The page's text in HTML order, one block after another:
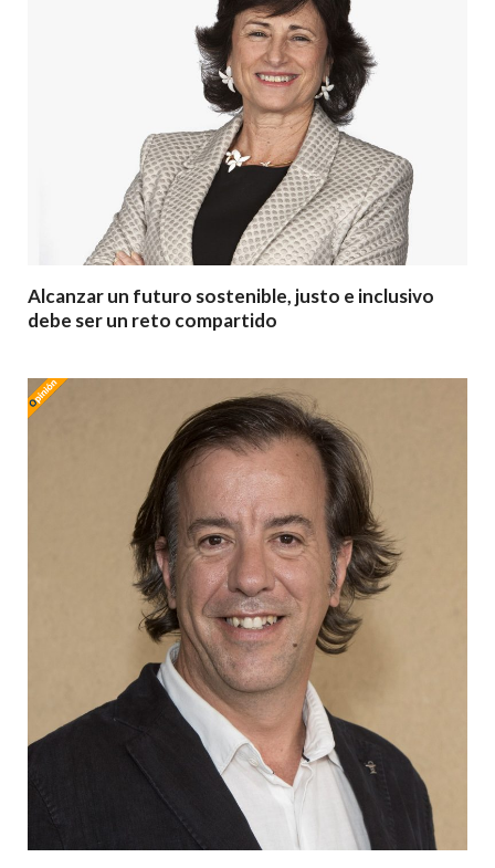
Alcanzar un futuro sostenible, justo e inclusivo
debe ser un reto compartido